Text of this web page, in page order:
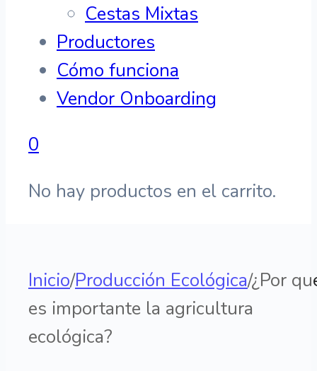
Cestas Mixtas
Productores
Cómo funciona
Vendor Onboarding
0
No hay productos en el carrito.
Inicio/Producción Ecológica/¿Por
es importante la agricultura
ecológica?